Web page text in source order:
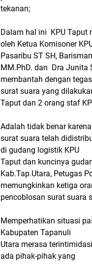
tekanan;
Dalam hal ini KPU Taput
oleh Ketua Komisoner
Pasaribu ST SH,
MM.PhD. dan Dra Junita
membantah dengan
surat suara yang
Taput dan 2 orang staf
Adalah tidak benar karena
surat suara telah
di gudang logistik KPU
Taput dan kuncinya
Kab.Tap.Utara, Petugas
memungkinkan ketiga
pencoblosan surat suara
Memperhatikan situasi
Kabupaten Tapanuli
Utara merasa
ada pihak-pihak yang